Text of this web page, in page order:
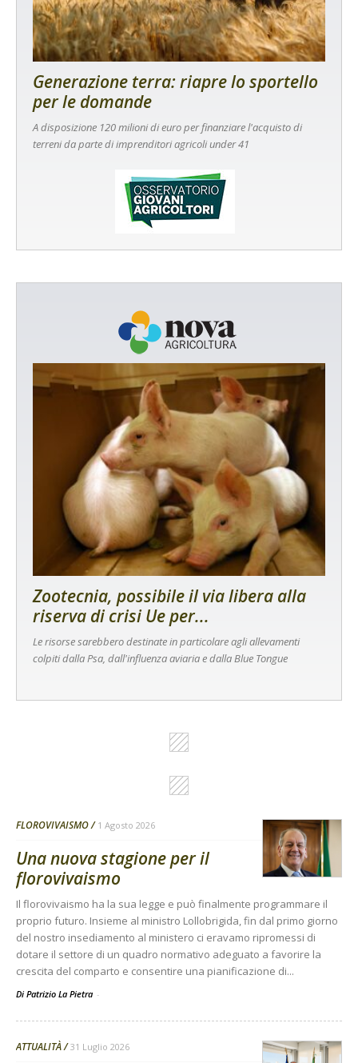
Generazione terra: riapre lo sportello
per le domande
A disposizione 120 milioni di euro per finanziare l'acquisto di
terreni da parte di imprenditori agricoli under 41
Zootecnia, possibile il via libera alla
riserva di crisi Ue per...
Le risorse sarebbero destinate in particolare agli allevamenti
colpiti dalla Psa, dall'influenza aviaria e dalla Blue Tongue
FLOROVIVAISMO 1 Agosto 2026
Una nuova stagione per il
florovivaismo
Il florovivaismo ha la sua legge e può finalmente programmare il
proprio futuro. Insieme al ministro Lollobrigida, fin dal primo giorno
del nostro insediamento al ministero ci eravamo ripromessi di
dotare il settore di un quadro normativo adeguato a favorire la
crescita del comparto e consentire una pianificazione di...
Di Patrizio La Pietra -
ATTUALITÀ 31 Luglio 2026